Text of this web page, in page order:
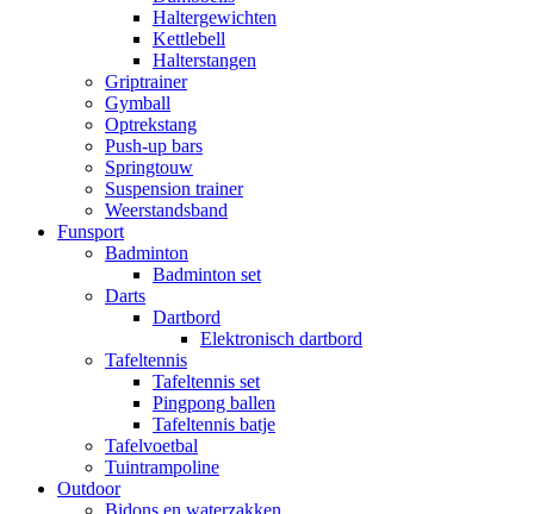
Haltergewichten
Kettlebell
Halterstangen
Griptrainer
Gymball
Optrekstang
Push-up bars
Springtouw
Suspension trainer
Weerstandsband
Funsport
Badminton
Badminton set
Darts
Dartbord
Elektronisch dartbord
Tafeltennis
Tafeltennis set
Pingpong ballen
Tafeltennis batje
Tafelvoetbal
Tuintrampoline
Outdoor
Bidons en waterzakken